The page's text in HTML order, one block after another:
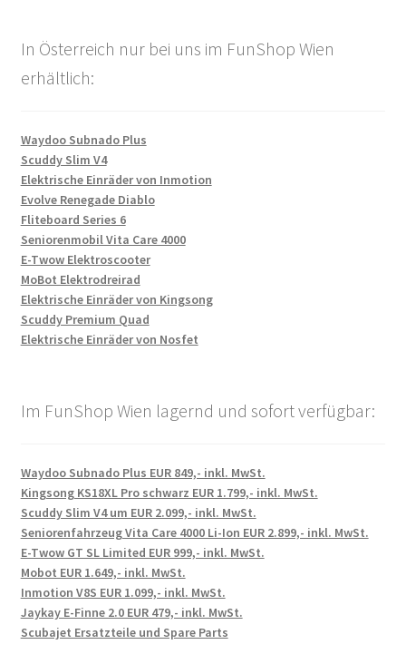
In Österreich nur bei uns im FunShop Wien
erhältlich:
Waydoo Subnado Plus
Scuddy Slim V4
Elektrische Einräder von Inmotion
Evolve Renegade Diablo
Fliteboard Series 6
Seniorenmobil Vita Care 4000
E-Twow Elektroscooter
MoBot Elektrodreirad
Elektrische Einräder von Kingsong
Scuddy Premium Quad
Elektrische Einräder von Nosfet
Im FunShop Wien lagernd und sofort verfügbar:
Waydoo Subnado Plus EUR 849,- inkl. MwSt.
Kingsong KS18XL Pro schwarz EUR 1.799,- inkl. MwSt.
Scuddy Slim V4 um EUR 2.099,- inkl. MwSt.
Seniorenfahrzeug Vita Care 4000 Li-Ion EUR 2.899,- inkl. MwSt.
E-Twow GT SL Limited EUR 999,- inkl. MwSt.
Mobot EUR 1.649,- inkl. MwSt.
Inmotion V8S EUR 1.099,- inkl. MwSt.
Jaykay E-Finne 2.0 EUR 479,- inkl. MwSt.
Scubajet Ersatzteile und Spare Parts